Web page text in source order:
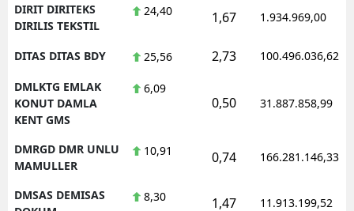
DIRIT DIRITEKS
DIRILIS TEKSTIL
24,40 1,67 1.934.969,00
DITAS DITAS BDY 25,56 2,73 100.496.036,62
DMLKTG EMLAK
KONUT DAMLA
KENT GMS
6,09
0,50 31.887.858,99
DMRGD DMR UNLU
MAMULLER
10,91 0,74 166.281.146,33
DMSAS DEMISAS
8,30 1,47 11.913.199,52